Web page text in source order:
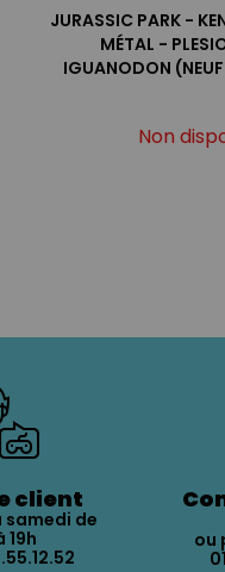
JURASSIC PARK -
MÉTAL -
IGUANODON
Non
client
samedi de
19h
ou